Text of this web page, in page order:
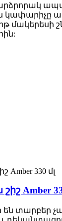
մակերեսի
Amber
տարբեր